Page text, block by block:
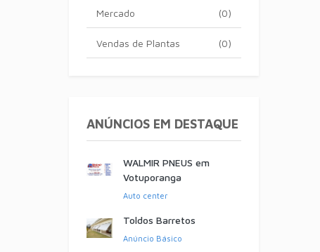
(0)
Mercado
(0)
Vendas de Plantas
ANÚNCIOS EM DESTAQUE
WALMIR PNEUS em
Votuporanga
Auto center
Toldos Barretos
Anúncio Básico